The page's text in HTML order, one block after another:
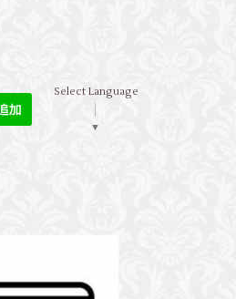
Select Language
▼